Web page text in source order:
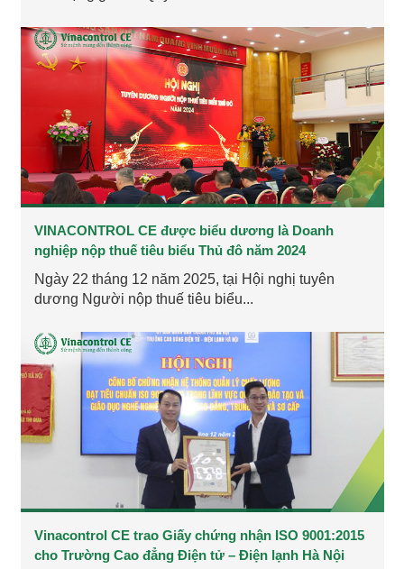
VINACONTROL CE được biểu dương là Doanh
nghiệp nộp thuế tiêu biểu Thủ đô năm 2024
Ngày 22 tháng 12 năm 2025, tại Hội nghị tuyên
dương Người nộp thuế tiêu biểu...
​​​​​​​Vinacontrol CE trao Giấy chứng nhận ISO 9001:2015
cho Trường Cao đẳng Điện tử – Điện lạnh Hà Nội